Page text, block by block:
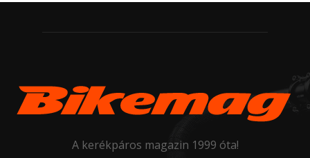
A kerékpáros magazin 1999 óta!